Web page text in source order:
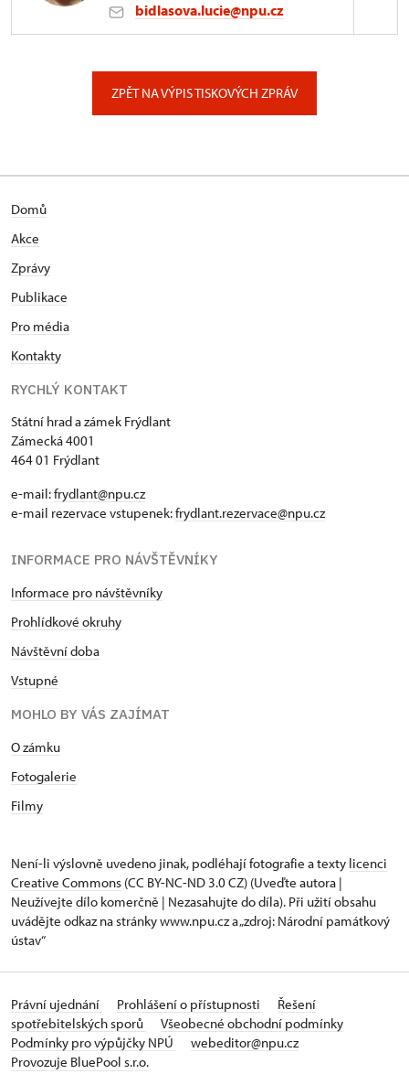
bidlasova.lucie@npu.cz
ZPĚT NA VÝPIS TISKOVÝCH ZPRÁV
Domů
Akce
Zprávy
Publikace
Pro média
Kontakty
RYCHLÝ KONTAKT
Státní hrad a zámek Frýdlant
Zámecká 4001
464 01 Frýdlant
e-mail:frydlant@npu.cz
e-mail rezervace vstupenek:frydlant.rezervace@npu.cz
INFORMACE PRO NÁVŠTĚVNÍKY
Informace pro návštěvníky
Prohlídkové okruhy
Návštěvní doba
Vstupné
MOHLO BY VÁS ZAJÍMAT
O zámku
Fotogalerie
Filmy
Není-li výslovně uvedeno jinak, podléhají fotografie a texty licenci
Creative Commons (CC BY-NC-ND 3.0 CZ) (Uveďte autora |
Neužívejte dílo komerčně | Nezasahujte do díla). Při užití obsahu
uvádějte odkaz na stránky www.npu.cz a „zdroj: Národní památkový
ústav“
Právní ujednání Prohlášení o přístupnosti
Řešení
spotřebitelských sporů
Všeobecné obchodní podmínky
Podmínky pro výpůjčky NPÚ
webeditor@npu.cz
Provozuje BluePool s.r.o.